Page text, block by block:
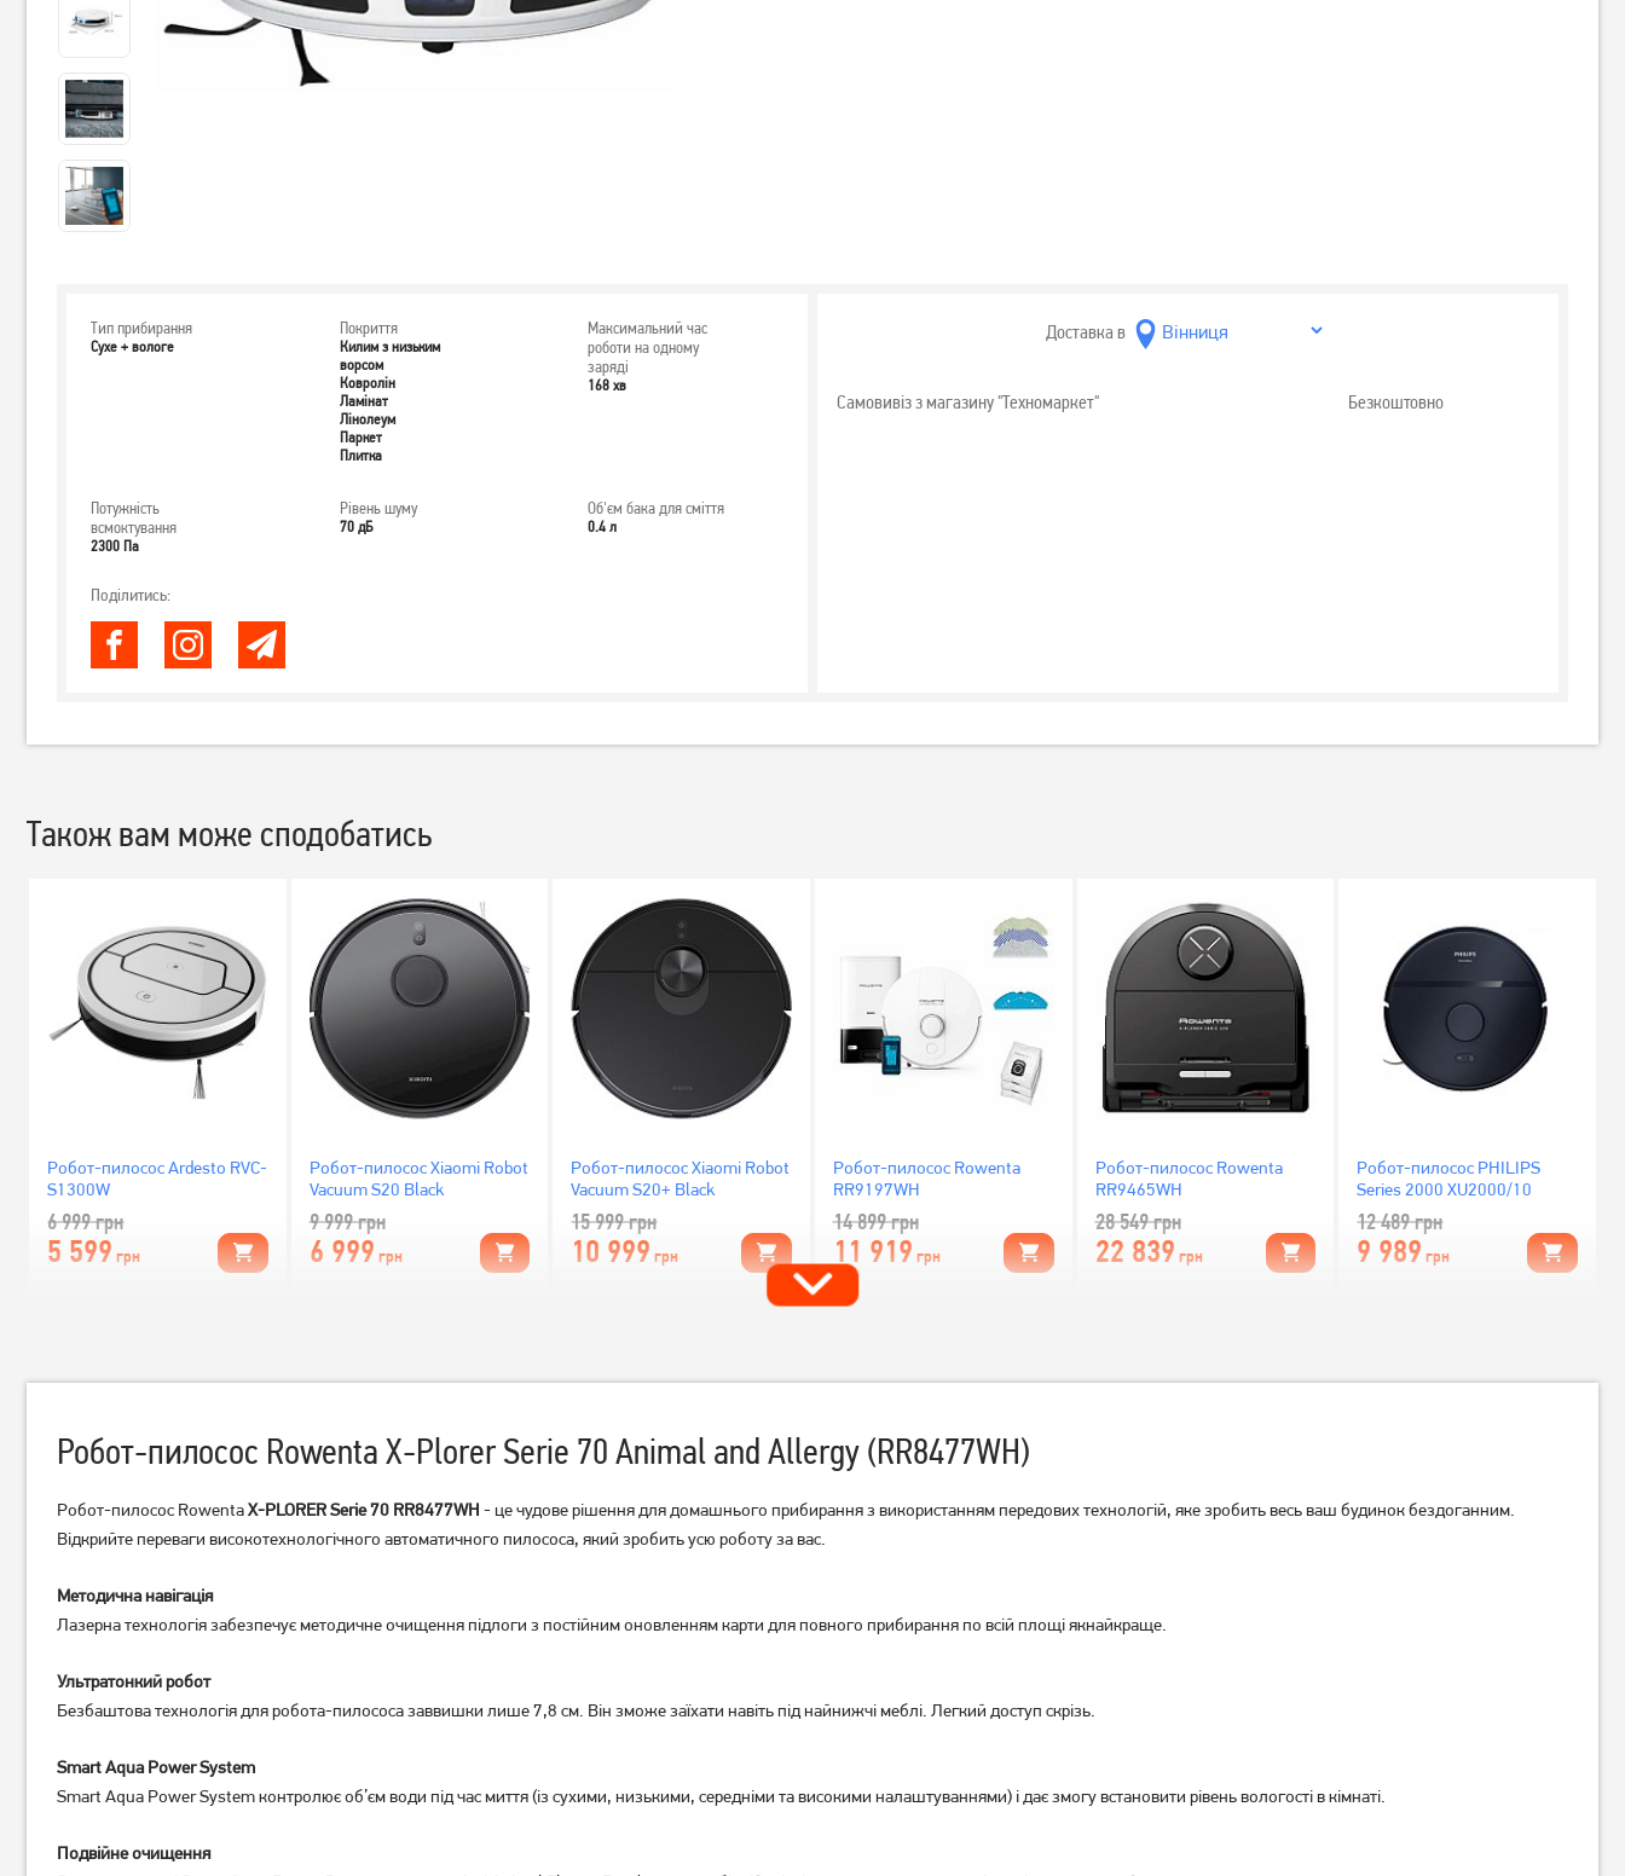
Тип прибирання
Сухе + вологе
Покриття
Килим з низьким
ворсом
Ковролін
Ламінат
Лінолеум
Паркет
Плитка
Максимальний час
роботи на одному
заряді
168 хв
Потужність
всмоктування
2300 Па
Рівень шуму
70 дБ
Об'єм бака для сміття
0.4 л
Поділитись:
Доставка в
Самовивіз з магазину "Техномаркет" Безкоштовно
Також вам може сподобатись
Робот-пилосос Ardesto RVC-
S1300W
6 999грн
5 599 грн
Робот-пилосос Xiaomi Robot
Vacuum S20 Black
9 999грн
6 999 грн
Робот-пилосос Xiaomi Robot
Vacuum S20+ Black
15 999грн
10 999 грн
Робот-пилосос Rowenta
RR9197WH
14 899грн
11 919 грн
Робот-пилосос Rowenta
RR9465WH
28 549грн
22 839 грн
Робот-пилосос PHILIPS
Series 2000 XU2000/10
12 489грн
9 989 грн
Робот-пилосос Rowenta
RR9485WH
28 529
22 819грн
RR8797WH
14 899
UA UCRF
UA UCRF
грн
RR9197WH UA UCRF
17 819 грн
Робот-пилосос Rowenta X-Plorer Serie 70 Animal and Allergy (RR8477WH)
Робот-пилосос RowentaX-PLORER Serie 70 RR8477WH - це чудове рішення для домашнього прибирання з використанням передових технологій, яке зробить весь ваш будинок бездоганним.
Відкрийте переваги високотехнологічного автоматичного пилососа, який зробить усю роботу за вас.
Методична навігація
Лазерна технологія забезпечує методичне очищення підлоги з постійним оновленням карти для повного прибирання по всій площі якнайкраще.
Ультратонкий робот
Безбаштова технологія для робота-пилососа заввишки лише 7,8 см. Він зможе заїхати навіть під найнижчі меблі. Легкий доступ скрізь.
Smart Aqua Power System
Smart Aqua Power System контролює об’єм води під час миття (із сухими, низькими, середніми та високими налаштуваннями) і дає змогу встановити рівень вологості в кімнаті.
Подвійне очищення